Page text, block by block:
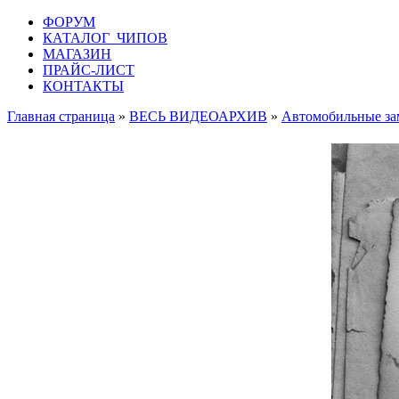
ФОРУМ
КАТАЛОГ ЧИПОВ
МАГАЗИН
ПРАЙС-ЛИСТ
КОНТАКТЫ
Главная страница » ВЕСЬ ВИДЕОАРХИВ » Автомобильные